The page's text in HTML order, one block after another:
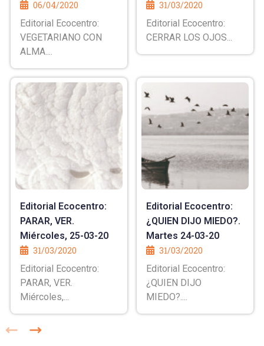
06/04/2020
Editorial Ecocentro:
VEGETARIANO CON
ALMA....
31/03/2020
Editorial Ecocentro:
CERRAR LOS OJOS...
Editorial Ecocentro:
PARAR, VER.
Miércoles, 25-03-20
31/03/2020
Editorial Ecocentro:
PARAR, VER.
Miércoles,...
Editorial Ecocentro:
¿QUIEN DIJO MIEDO?.
Martes 24-03-20
31/03/2020
Editorial Ecocentro:
¿QUIEN DIJO
MIEDO?....